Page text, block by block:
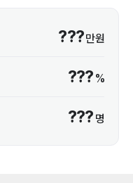
???만원
??? %
??? 명